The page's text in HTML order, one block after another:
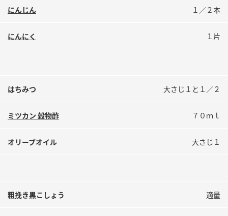
検索
業務用サイト 製造所固有記号一覧
にんじん １／２本
にんにく １片
はちみつ 大さじ１と１／２
ミツカン 穀物酢 ７０ｍｌ
オリーブオイル 大さじ１
粗挽き黒こしょう 適量